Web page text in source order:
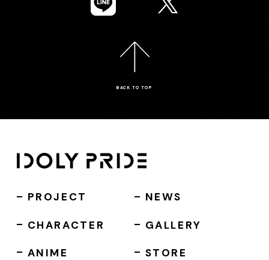
BACK TO TOP
PROJECT
CHARACTER
ANIME
NEWS
GALLERY
STORE